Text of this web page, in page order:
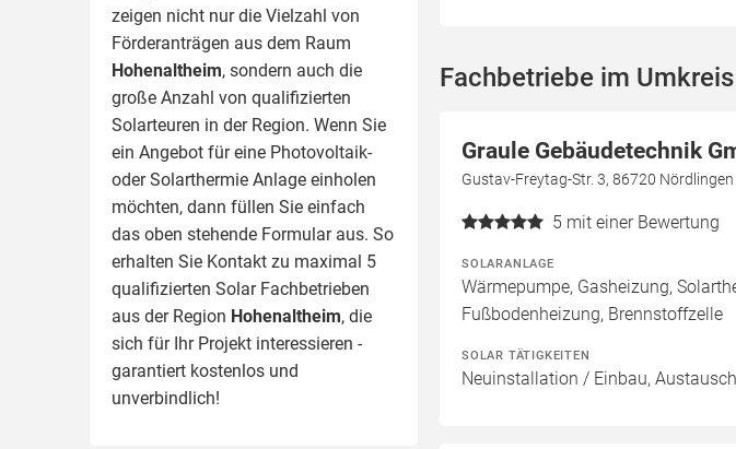
zeigen nicht nur die Vielzahl von
Förderanträgen aus dem Raum
Hohenaltheim, sondern auch die
große Anzahl von qualifizierten
Solarteuren in der Region. Wenn Sie
ein Angebot für eine Photovoltaik-
oder Solarthermie Anlage einholen
möchten, dann füllen Sie einfach
das oben stehende Formular aus. So
erhalten Sie Kontakt zu maximal 5
qualifizierten Solar Fachbetrieben
aus der Region Hohenaltheim, die
sich für Ihr Projekt interessieren -
garantiert kostenlos und
unverbindlich!
Fachbetriebe im
Graule Gebäudetechnik
Gustav-Freytag-Str. 3, 86720
5 mit einer Bewertung
SOLARANLAGE
Wärmepumpe, Gasheizung,
Fußbodenheizung, Brennstoffzelle
SOLAR TÄTIGKEITEN
Neuinstallation / Einbau,